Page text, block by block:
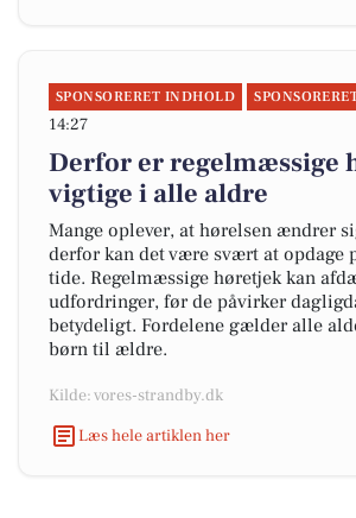
SPONSORERET INDHOLD
14:27
Derfor er regelmæssige
vigtige i alle aldre
Mange oplever, at hørelsen ændrer
derfor kan det være svært at opdage
tide. Regelmæssige høretjek kan
udfordringer, før de påvirker
betydeligt. Fordelene gælder alle
børn til ældre.
Kilde: vores-strandby.dk
Læs hele artiklen her